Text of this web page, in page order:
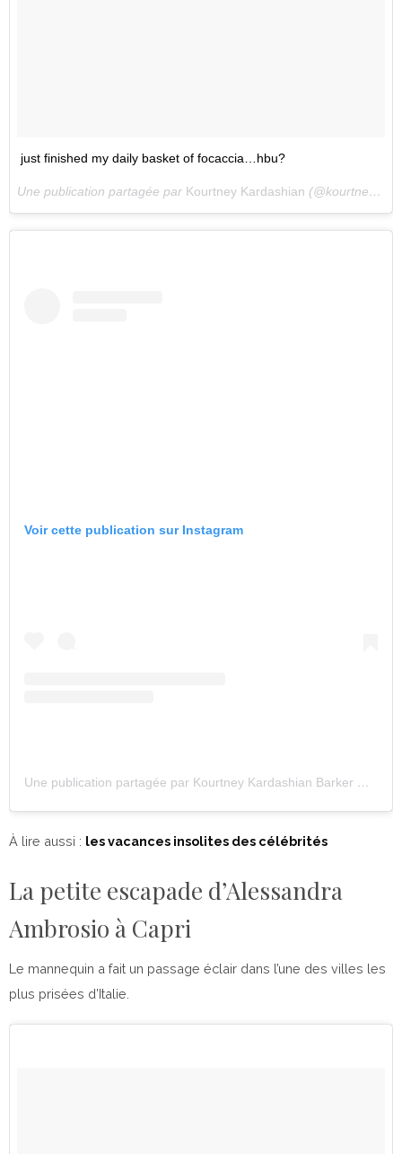
just finished my daily basket of focaccia…hbu?
Une publication partagée par Kourtney Kardashian (@kourtneykardash) le
Voir cette publication sur Instagram
Une publication partagée par Kourtney Kardashian Barker ❤️‍🔥 (@kourtneykardash)
À lire aussi : les vacances insolites des célébrités
La petite escapade d’Alessandra
Ambrosio à Capri
Le mannequin a fait un passage éclair dans l’une des villes les
plus prisées d’Italie.